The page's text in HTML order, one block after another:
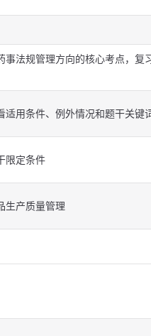
事法规管理方向的核心考点，复
用条件、例外情况和题干关键词
限定条件
生产质量管理